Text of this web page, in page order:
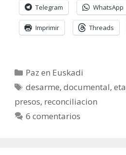
Telegram WhatsApp
Imprimir Threads
Categorías
Paz en Euskadi
Etiquetas
desarme,documental,eta
presos, reconciliacion
6 comentarios